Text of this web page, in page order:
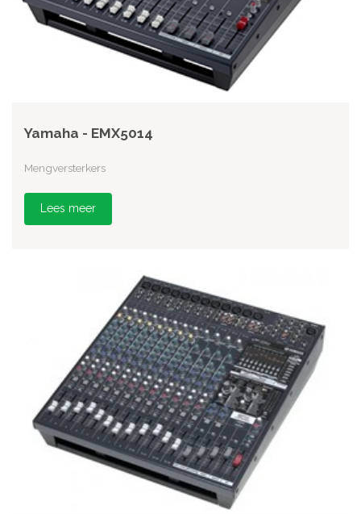
Yamaha - EMX5014
Mengversterkers
Lees meer